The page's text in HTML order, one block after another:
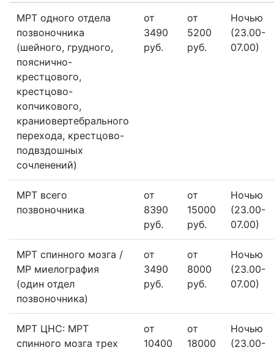
МРТ одного отдела
позвоночника
(шейного, грудного,
пояснично-
крестцового,
крестцово-
копчикового,
краниовертебрального
перехода, крестцово-
подвздошных
сочленений)
от
3490
руб.
от
5200
руб.
Ночью
(23.00-
07.00)
МРТ всего
позвоночника
от
8390
руб.
от
15000
руб.
Ночью
(23.00-
07.00)
МРТ спинного мозга /
МР миелография
(один отдел
позвоночника)
от
3490
руб.
от
8000
руб.
Ночью
(23.00-
07.00)
МРТ ЦНС: МРТ
спинного мозга трех
от
10400
от
18000
Ночью
(23.00-